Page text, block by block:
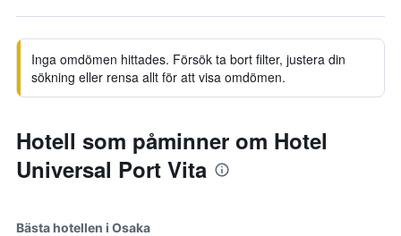
Inga omdömen hittades. Försök ta bort filter, justera din
sökning eller rensa allt för att visa omdömen.
Hotell som påminner om Hotel
Universal Port Vita
Bästa hotellen i Osaka